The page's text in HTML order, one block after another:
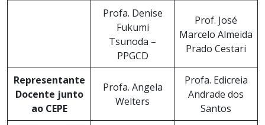
Profa. Denise
Fukumi
Tsunoda –
PPGCD
Prof. José
Marcelo Almeida
Prado Cestari
Representante
Docente junto
ao CEPE
Profa. Angela
Welters
Profa. Edicreia
Andrade dos
Santos